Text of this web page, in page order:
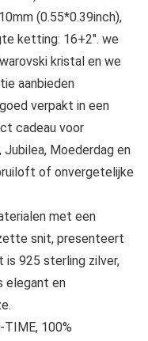
(0.55*0.39inch),
ketting: 16+2″. we
kristal en we
aanbieden
verpakt in een
cadeau voor
Jubilea, Moederdag en
of onvergetelijke
met een
snit, presenteert
is 925 sterling zilver,
elegant en
100%